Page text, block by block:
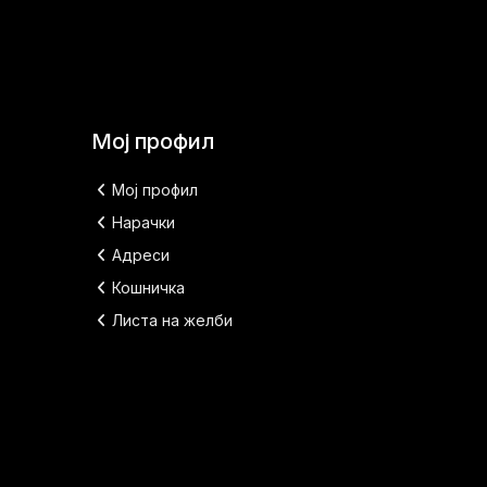
Мој профил
Мој профил
Нарачки
Адреси
Кошничка
Листа на желби